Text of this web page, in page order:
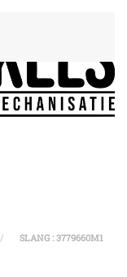
SLANG : 3779660M1